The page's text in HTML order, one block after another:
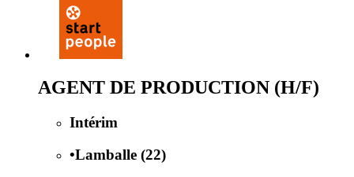
AGENT DE PRODUCTION (H/F)
Intérim
•Lamballe (22)